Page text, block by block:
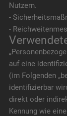
Nutzern.
-
-
auf eine
(im Folgenden
identifizierbar
direkt oder
Kennung wie